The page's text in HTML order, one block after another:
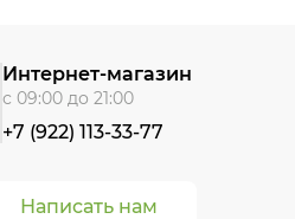
Написать нам
Интернет-магазин
с 09:00 до 21:00
+7 (922) 113-33-77